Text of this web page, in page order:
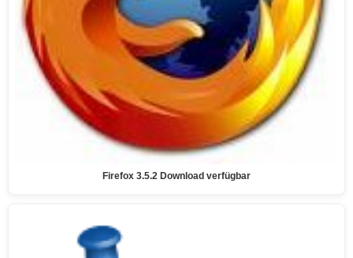
Firefox 3.5.2 Download verfügbar